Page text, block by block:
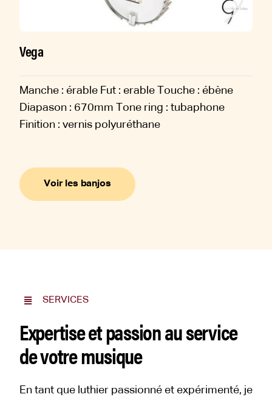
Vega
Manche : érable Fut : erable Touche : ébène
Diapason : 670mm Tone ring : tubaphone
Finition : vernis polyuréthane
Voir les banjos
SERVICES
Expertise et passion au service
de votre musique
En tant que luthier passionné et expérimenté, je